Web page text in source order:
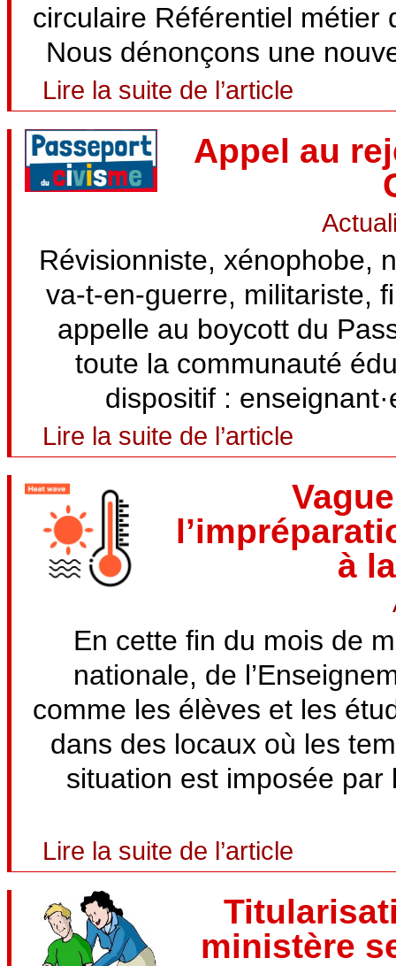
circulaire Référentiel métier
Nous dénonçons une
Lire la suite de l’article
Appel au
Révisionniste, xénophobe,
va-t-en-guerre, militariste,
appelle au boycott du
toute la communauté
dispositif :
Lire la suite de l’article
à
En cette fin du mois de
nationale, de
comme les élèves et les
dans des locaux où les
situation est imposée par
Lire la suite de l’article
ministère